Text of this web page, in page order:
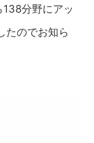
分野にアッ
たのでお知ら